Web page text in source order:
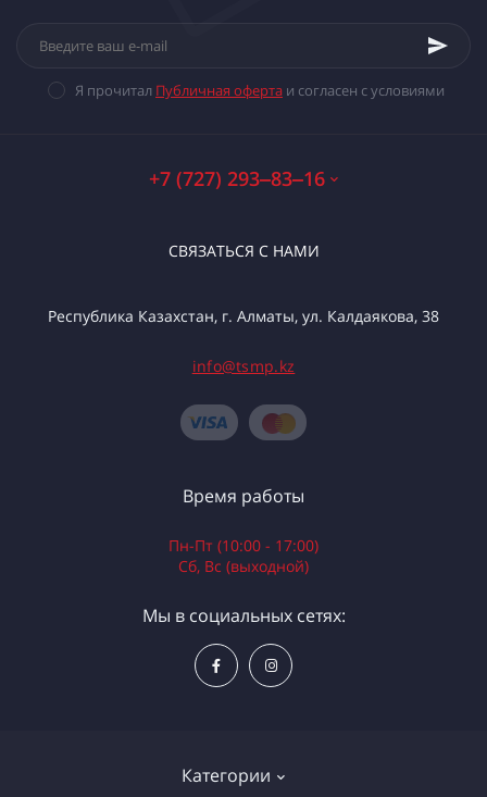
Я прочитал Публичная оферта и согласен с условиями
+7 (727) 293‒83‒16
СВЯЗАТЬСЯ С НАМИ
Республика Казахстан, г. Алматы, ул. Калдаякова, 38
info@tsmp.kz
Категории
Время работы
Пн-Пт (10:00 - 17:00)
Сб, Вс (выходной)
Мы в социальных сетях: